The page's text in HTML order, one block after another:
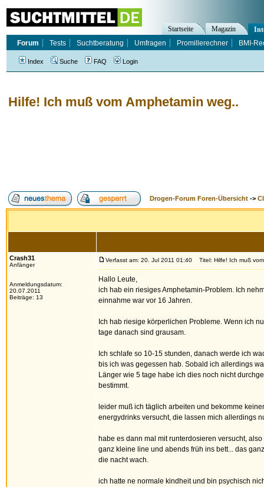
Hilfe! Ich muß vom Amphetamin weg..
Drogen-Forum Foren-Übersicht ->
Crash31
Anfänger
Anmeldungsdatum:
20.07.2011
Beiträge: 13
Verfasst am: 20. Jul 2011 01:40 Titel: Hilfe! Ich muß
Hallo Leute,
ich hab ein riesiges Amphetamin-Problem. Ich
einnahme war vor 16 Jahren.
Ich hab riesige körperlichen Probleme. Wenn ich
tage danach sind grausam.
Ich schlafe so 10-15 stunden, danach werde ich
bis ich was gegessen hab. Sobald ich allerdings
Länger wie 5 tage habe ich dies noch nicht
bestimmt.
leider muß ich täglich arbeiten und bekomme
energydrinks versucht, die lassen mich allerdings
habe es dann mal mit runterdosieren versucht,
ganz kleine line und abends früh ins bett... das
die nacht wach.
ich hatte ne normale kindheit und bin psychisch
Startseite Magazin
Forum
Tests Suchtberatung Umfragen Promillerechner BMI-
Index Suche FAQ Login